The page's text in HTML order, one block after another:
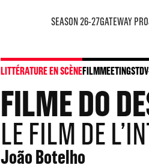
SEASON 26-27GATEWAY
LITTÉRATURE EN SCÈNEFILMMEETINGS
FILME DO
LE FILM DE
João Botelho